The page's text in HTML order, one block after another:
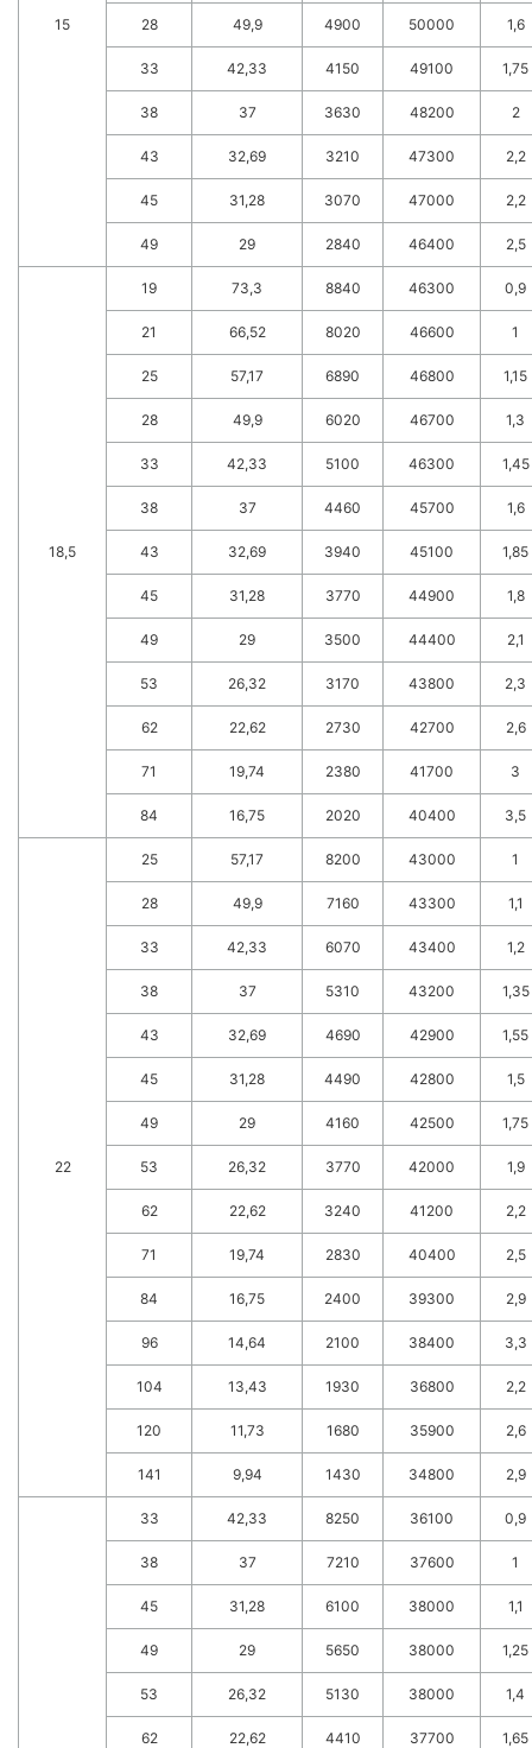
15 28 49,9 4900 50000 1,6
33 42,33 4150 49100 1,75
38 37 3630 48200 2
43 32,69 3210 47300 2,2
45 31,28 3070 47000 2,2
49 29 2840 46400 2,5
18,5
19 73,3 8840 46300 0,9
21 66,52 8020 46600 1
25 57,17 6890 46800 1,15
28 49,9 6020 46700 1,3
33 42,33 5100 46300 1,45
38 37 4460 45700 1,6
43 32,69 3940 45100 1,85
45 31,28 3770 44900 1,8
49 29 3500 44400 2,1
53 26,32 3170 43800 2,3
62 22,62 2730 42700 2,6
71 19,74 2380 41700 3
84 16,75 2020 40400 3,5
22
25 57,17 8200 43000 1
28 49,9 7160 43300 1,1
33 42,33 6070 43400 1,2
38 37 5310 43200 1,35
43 32,69 4690 42900 1,55
45 31,28 4490 42800 1,5
49 29 4160 42500 1,75
53 26,32 3770 42000 1,9
62 22,62 3240 41200 2,2
71 19,74 2830 40400 2,5
84 16,75 2400 39300 2,9
96 14,64 2100 38400 3,3
104 13,43 1930 36800 2,2
120 11,73 1680 35900 2,6
141 9,94 1430 34800 2,9
33 42,33 8250 36100 0,9
38 37 7210 37600 1
45 31,28 6100 38000 1,1
49 29 5650 38000 1,25
53 26,32 5130 38000 1,4
62 22,62 4410 37700 1,65